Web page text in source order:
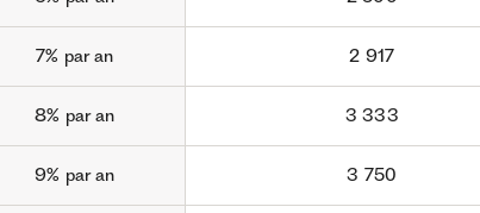
7% par an 2 917
8% par an 3 333
9% par an 3 750